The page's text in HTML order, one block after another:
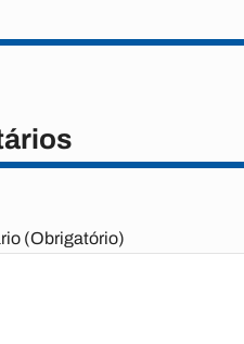
(Obrigatório)